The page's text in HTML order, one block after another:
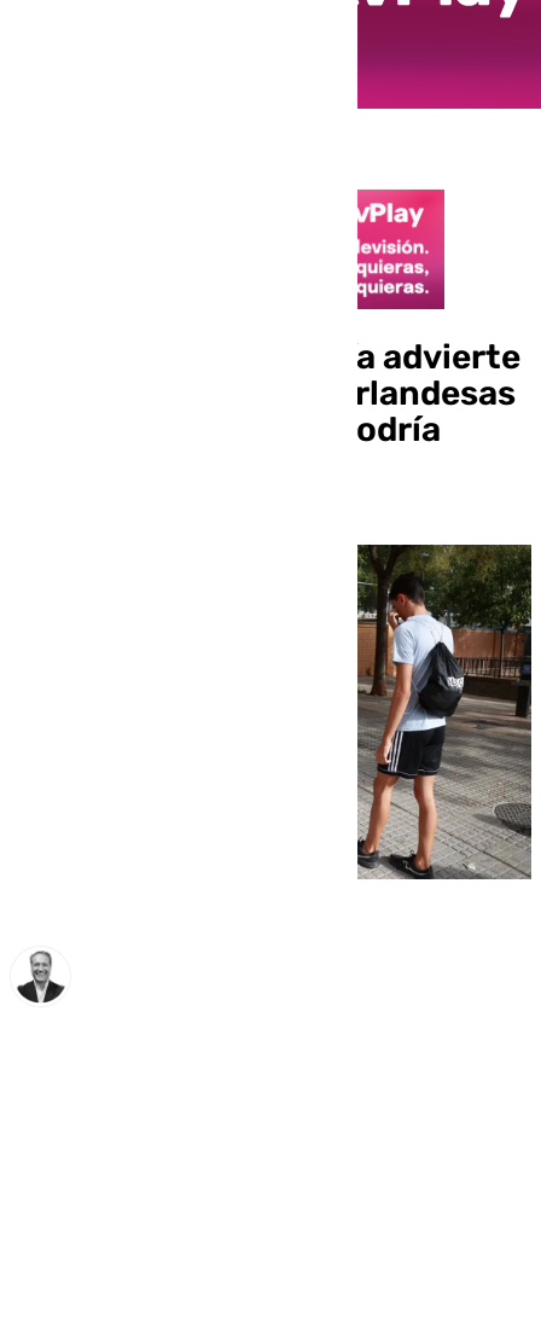
La Junta de Andalucía advierte
que el colegio de las Irlandesas
de Loreto de Sevilla podría